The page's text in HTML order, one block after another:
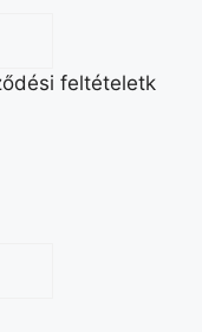
feltételetk